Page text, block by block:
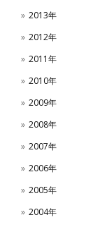
2013年
2012年
2011年
2010年
2009年
2008年
2007年
2006年
2005年
2004年